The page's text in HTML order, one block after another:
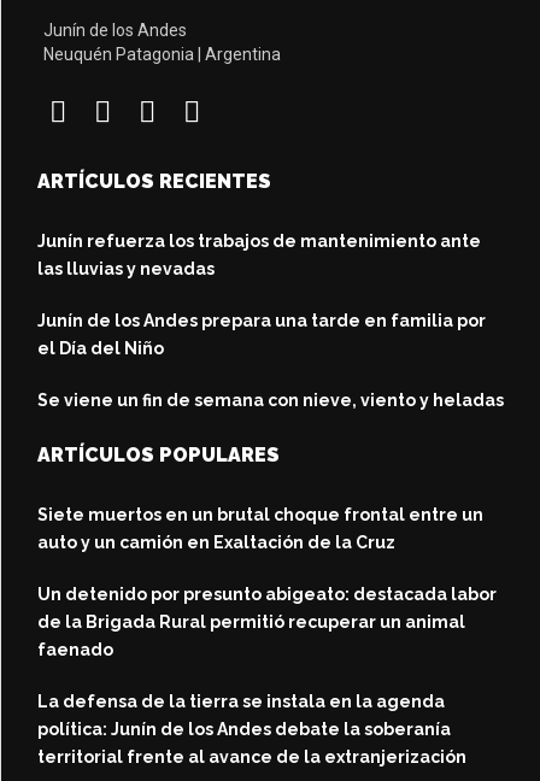
Junín de los Andes
Neuquén Patagonia | Argentina
ARTÍCULOS RECIENTES
Junín refuerza los trabajos de mantenimiento ante
las lluvias y nevadas
Junín de los Andes prepara una tarde en familia por
el Día del Niño
Se viene un fin de semana con nieve, viento y heladas
ARTÍCULOS POPULARES
Siete muertos en un brutal choque frontal entre un
auto y un camión en Exaltación de la Cruz
Un detenido por presunto abigeato: destacada labor
de la Brigada Rural permitió recuperar un animal
faenado
La defensa de la tierra se instala en la agenda
política: Junín de los Andes debate la soberanía
territorial frente al avance de la extranjerización